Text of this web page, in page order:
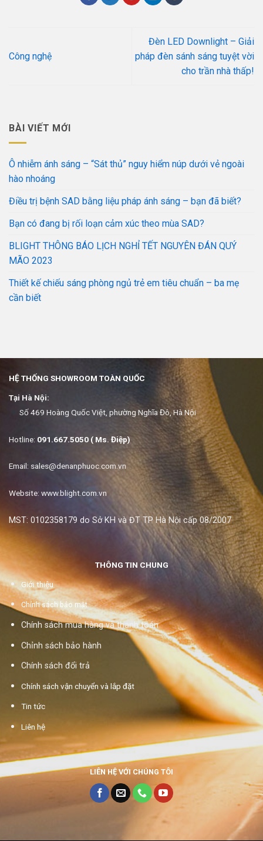
Công nghệ
Đèn LED Downlight – Giải
pháp đèn sánh sáng tuyệt vời
cho trần nhà thấp!
BÀI VIẾT MỚI
Ô nhiễm ánh sáng – “Sát thủ” nguy hiểm núp dưới vẻ ngoài
hào nhoáng
Điều trị bệnh SAD bằng liệu pháp ánh sáng – bạn đã biết?
Bạn có đang bị rối loạn cảm xúc theo mùa SAD?
BLIGHT THÔNG BÁO LỊCH NGHỈ TẾT NGUYÊN ĐÁN QUÝ
MÃO 2023
Thiết kế chiếu sáng phòng ngủ trẻ em tiêu chuẩn – ba mẹ
cần biết
HỆ THỐNG SHOWROOM TOÀN QUỐC
Tại Hà Nội:
Số 469 Hoàng Quốc Việt, phường Nghĩa Đô, Hà Nội
Hotline: 091.667.5050 ( Ms. Điệp)
Email: sales@denanphuoc.com.vn
Website: www.blight.com.vn
MST: 0102358179 do Sở KH và ĐT TP Hà Nội cấp 08/2007
THÔNG TIN CHUNG
Giới thiệu
Chính sách bảo mật
Chính sách mua hàng và thanh toán
Chỉnh sách bảo hành
Chính sách đổi trả
Chính sách vận chuyển và lắp đặt
Tin tức
Liên hệ
LIÊN HỆ VỚI CHÚNG TÔI